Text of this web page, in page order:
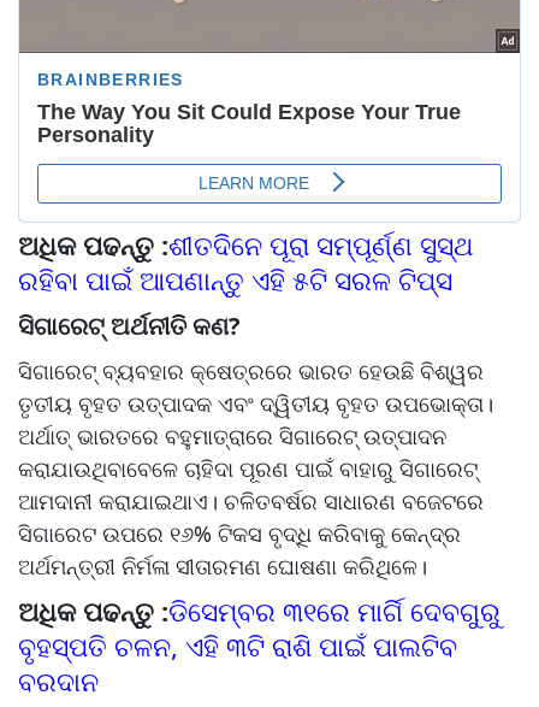
ଅଧିକ ପଢନ୍ତୁ :ଶୀତଦିନେ ପୂରା ସମ୍ପୂର୍ଣ୍ଣ ସୁସ୍ଥ
ରହିବା ପାଇଁ ଆପଣାନ୍ତୁ ଏହି ୫ଟି ସରଳ ଟିପ୍ସ
ସିଗାରେଟ୍ ଅର୍ଥନୀତି କଣ?
ସିଗାରେଟ୍ ବ୍ୟବହାର କ୍ଷେତ୍ରରେ ଭାରତ ହେଉଛି ବିଶ୍ୱର
ତୃତୀୟ ବୃହତ ଉତ୍ପାଦକ ଏବଂ ଦ୍ୱିତୀୟ ବୃହତ ଉପଭୋକ୍ତା।
ଅର୍ଥାତ୍ ଭାରତରେ ବହୁମାତ୍ରାରେ ସିଗାରେଟ୍ ଉତ୍ପାଦନ
କରାଯାଉଥିବାବେଳେ ଚାହିଦା ପୂରଣ ପାଇଁ ବାହାରୁ ସିଗାରେଟ୍‌
ଆମଦାନୀ କରାଯାଇଥାଏ। ଚଳିତବର୍ଷର ସାଧାରଣ ବଜେଟରେ
ସିଗାରେଟ ଉପରେ ୧୬% ଟିକସ ବୃଦ୍ଧି କରିବାକୁ କେନ୍ଦ୍ର
ଅର୍ଥମନ୍ତ୍ରୀ ନିର୍ମଳା ସୀତାରମଣ ଘୋଷଣା କରିଥିଳେ।
ଅଧିକ ପଢନ୍ତୁ :ଡିସେମ୍ବର ୩୧ରେ ମାର୍ଗି ଦେବଗୁରୁ
ବୃହସ୍ପତି ଚଳନ, ଏହି ୩ଟି ରାଶି ପାଇଁ ପାଲଟିବ
ବରଦାନ